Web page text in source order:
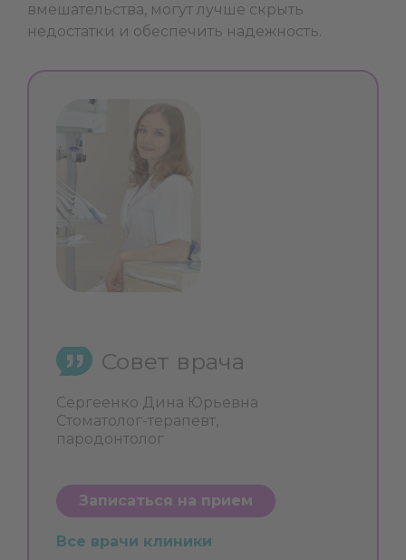
вмешательства, могут лучше скрыть
недостатки и обеспечить надежность.
Совет врача
Сергеенко Дина Юрьевна
Стоматолог-терапевт,
пародонтолог
Записаться на прием
Все врачи клиники